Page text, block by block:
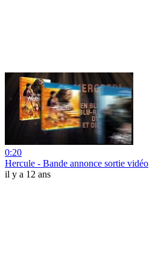
0:20
Hercule - Bande annonce sortie vidéo
il y a 12 ans